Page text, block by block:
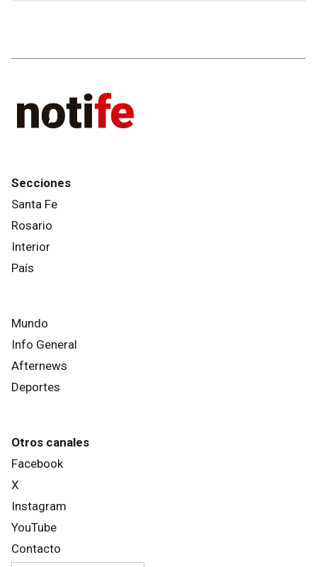
Secciones
Santa Fe
Rosario
Interior
País
Mundo
Info General
Afternews
Deportes
Otros canales
Facebook
X
Instagram
YouTube
Contacto